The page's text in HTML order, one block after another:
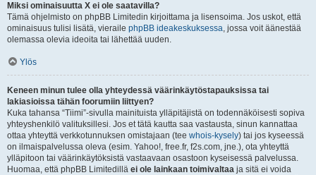
Miksi ominaisuutta X ei ole saatavilla?
Tämä ohjelmisto on phpBB Limitedin kirjoittama ja lisensoima. Jos uskot, että
ominaisuus tulisi lisätä, vieraile phpBB ideakeskuksessa, jossa voit äänestää
olemassa olevia ideoita tai lähettää uuden.
Ylös
Keneen minun tulee olla yhteydessä väärinkäytöstapauksissa tai
lakiasioissa tähän foorumiin liittyen?
Kuka tahansa “Tiimi”-sivulla mainituista ylläpitäjistä on todennäköisesti sopiva
yhteyshenkilö valituksillesi. Jos et tätä kautta saa vastausta, sinun kannattaa
ottaa yhteyttä verkkotunnuksen omistajaan (tee whois-kysely) tai jos kyseessä
on ilmaispalvelussa oleva (esim. Yahoo!, free.fr, f2s.com, jne.), ota yhteyttä
ylläpitoon tai väärinkäytöksistä vastaavaan osastoon kyseisessä palvelussa.
Huomaa, että phpBB Limitedillä ei ole lainkaan toimivaltaa ja sitä ei voida